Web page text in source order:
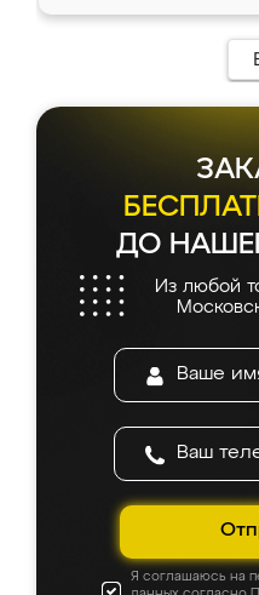
ДО
Из любой
Я соглашаюсь на